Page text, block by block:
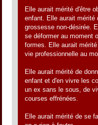
Elle aurait mérité d'être
enfant. Elle aurait mérité
grossesse non-désirée.
se déformer au moment
formes. Elle aurait
vie professionnelle au
Elle aurait mérité de
enfant et d'en vivre les
un ex sans le sous, de
courses effrénées.
Elle aurait mérité de se